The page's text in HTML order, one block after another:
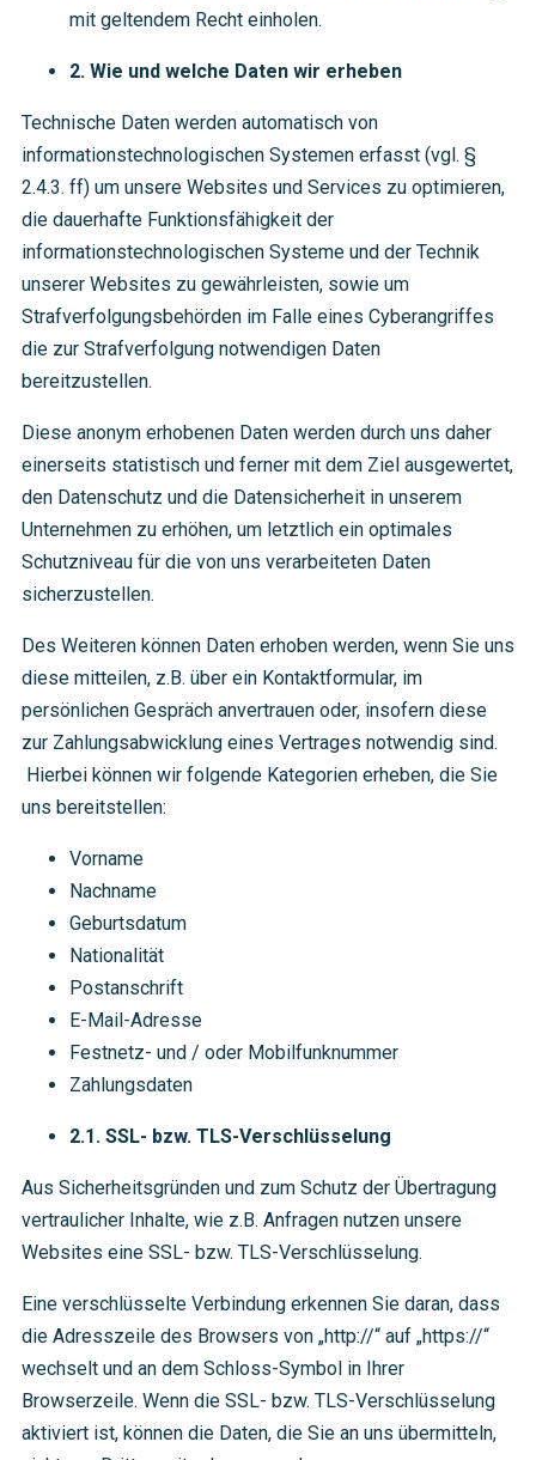
mit geltendem Recht einholen.
2. Wie und welche Daten wir erheben
Technische Daten werden automatisch von
informationstechnologischen Systemen erfasst (vgl. §
2.4.3. ff) um unsere Websites und Services zu optimieren,
die dauerhafte Funktionsfähigkeit der
informationstechnologischen Systeme und der Technik
unserer Websites zu gewährleisten, sowie um
Strafverfolgungsbehörden im Falle eines Cyberangriffes
die zur Strafverfolgung notwendigen Daten
bereitzustellen.
Diese anonym erhobenen Daten werden durch uns daher
einerseits statistisch und ferner mit dem Ziel ausgewertet,
den Datenschutz und die Datensicherheit in unserem
Unternehmen zu erhöhen, um letztlich ein optimales
Schutzniveau für die von uns verarbeiteten Daten
sicherzustellen.
Des Weiteren können Daten erhoben werden, wenn Sie uns
diese mitteilen, z.B. über ein Kontaktformular, im
persönlichen Gespräch anvertrauen oder, insofern diese
zur Zahlungsabwicklung eines Vertrages notwendig sind.
Hierbei können wir folgende Kategorien erheben, die Sie
uns bereitstellen:
Vorname
Nachname
Geburtsdatum
Nationalität
Postanschrift
E-Mail-Adresse
Festnetz- und / oder Mobilfunknummer
Zahlungsdaten
2.1. SSL- bzw. TLS-Verschlüsselung
Aus Sicherheitsgründen und zum Schutz der Übertragung
vertraulicher Inhalte, wie z.B. Anfragen nutzen unsere
Websites eine SSL- bzw. TLS-Verschlüsselung.
Eine verschlüsselte Verbindung erkennen Sie daran, dass
die Adresszeile des Browsers von „http://“ auf „https://“
wechselt und an dem Schloss-Symbol in Ihrer
Browserzeile. Wenn die SSL- bzw. TLS-Verschlüsselung
aktiviert ist, können die Daten, die Sie an uns übermitteln,